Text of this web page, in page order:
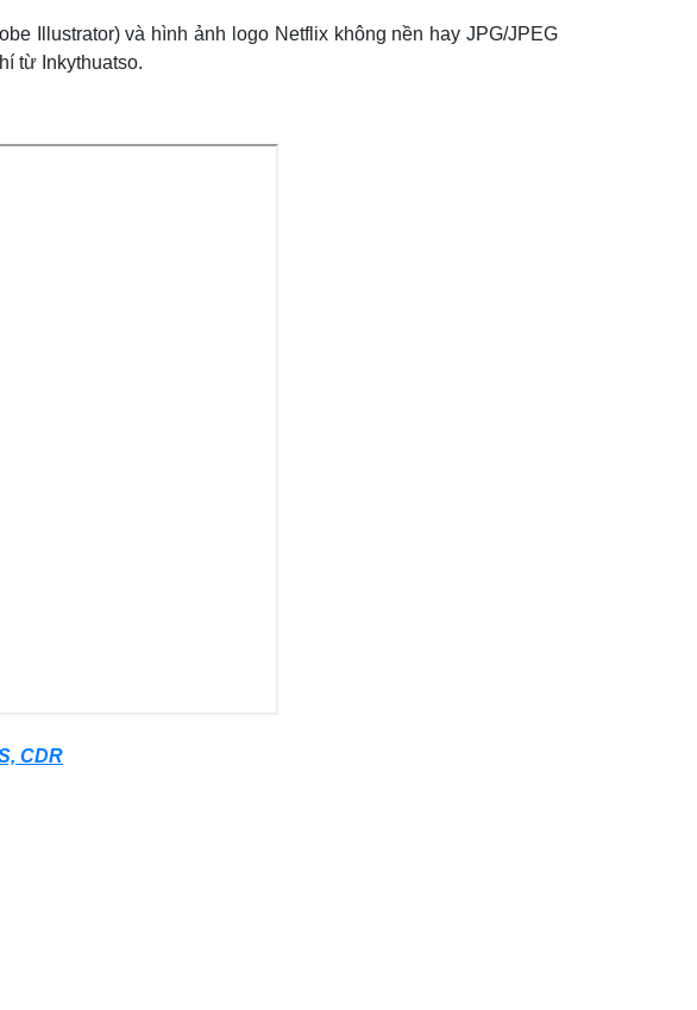
Illustrator) và hình ảnh logo Netflix không nền hay JPG/JPEG
từ Inkythuatso.
CDR